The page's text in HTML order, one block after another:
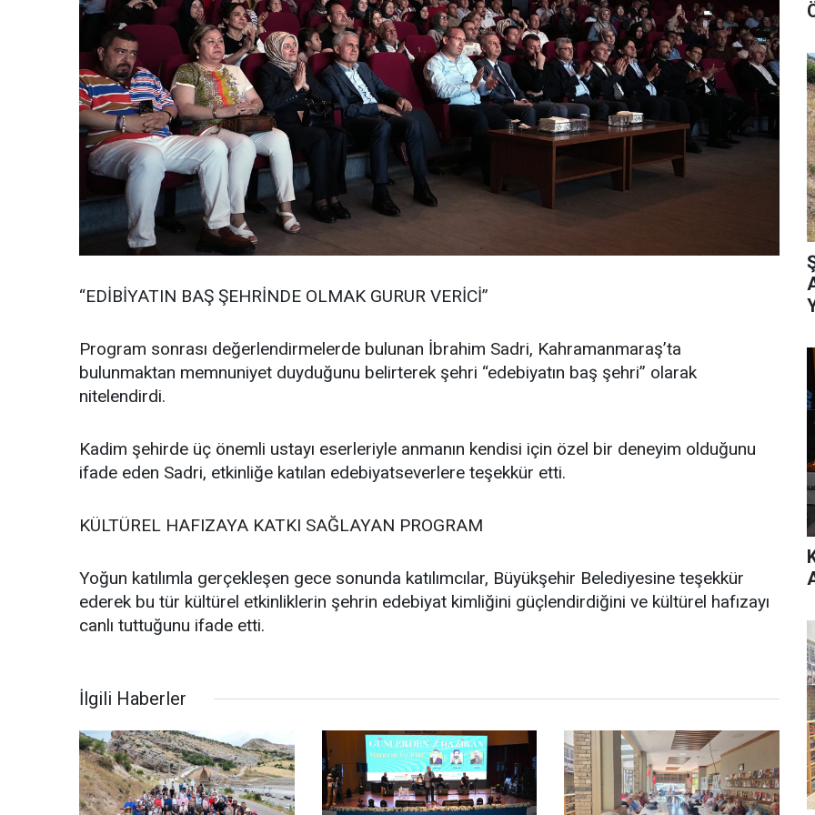
“EDİBİYATIN BAŞ ŞEHRİNDE OLMAK GURUR VERİCİ”
Program sonrası değerlendirmelerde bulunan İbrahim Sadri, Kahramanmaraş’ta
bulunmaktan memnuniyet duyduğunu belirterek şehri “edebiyatın baş şehri” olarak
nitelendirdi.
Kadim şehirde üç önemli ustayı eserleriyle anmanın kendisi için özel bir deneyim olduğunu
ifade eden Sadri, etkinliğe katılan edebiyatseverlere teşekkür etti.
KÜLTÜREL HAFIZAYA KATKI SAĞLAYAN PROGRAM
Yoğun katılımla gerçekleşen gece sonunda katılımcılar, Büyükşehir Belediyesine teşekkür
ederek bu tür kültürel etkinliklerin şehrin edebiyat kimliğini güçlendirdiğini ve kültürel hafızayı
canlı tuttuğunu ifade etti.
İlgili Haberler